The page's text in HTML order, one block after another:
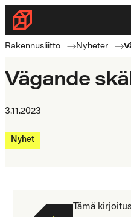
Byggnadsförbundet
Rakennusalan
puolella
Rakennusliitto Nyheter
Vägande
3.11.2023
Nyhet
Tämä